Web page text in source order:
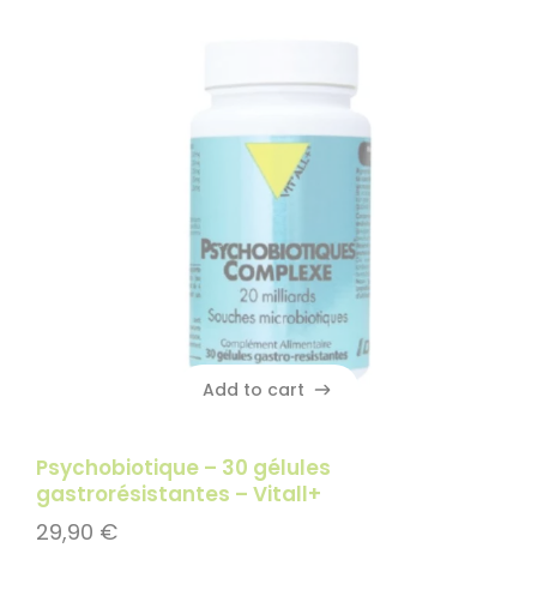
Add to cart
Psychobiotique – 30 gélules
gastrorésistantes – Vitall+
29,90 €